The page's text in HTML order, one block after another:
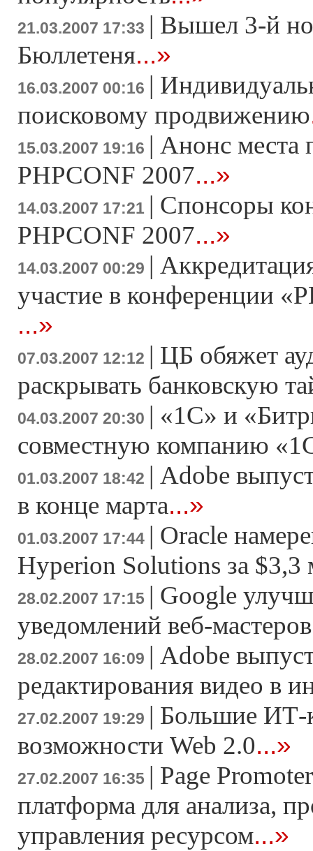
21.03.2007 17:33 | Вышел 3-й
Бюллетеня...»
16.03.2007 00:16 |
поисковому продвижению
15.03.2007 19:16 | Анонс места
PHPCONF 2007...»
14.03.2007 17:21 | Спонсоры
PHPCONF 2007...»
14.03.2007 00:29 |
участие в конференции
...»
07.03.2007 12:12 | ЦБ обяжет
раскрывать банковскую
04.03.2007 20:30 | «1С» и
совместную компанию
01.03.2007 18:42 | Adobe
в конце марта...»
01.03.2007 17:44 | Oracle
Hyperion Solutions за
28.02.2007 17:15 | Google
уведомлений веб-мастеров
28.02.2007 16:09 | Adobe
редактирования видео в
27.02.2007 19:29 | Большие ИТ-
возможности Web 2.0...»
27.02.2007 16:35 | Page
платформа для анализа,
управления ресурсом...»